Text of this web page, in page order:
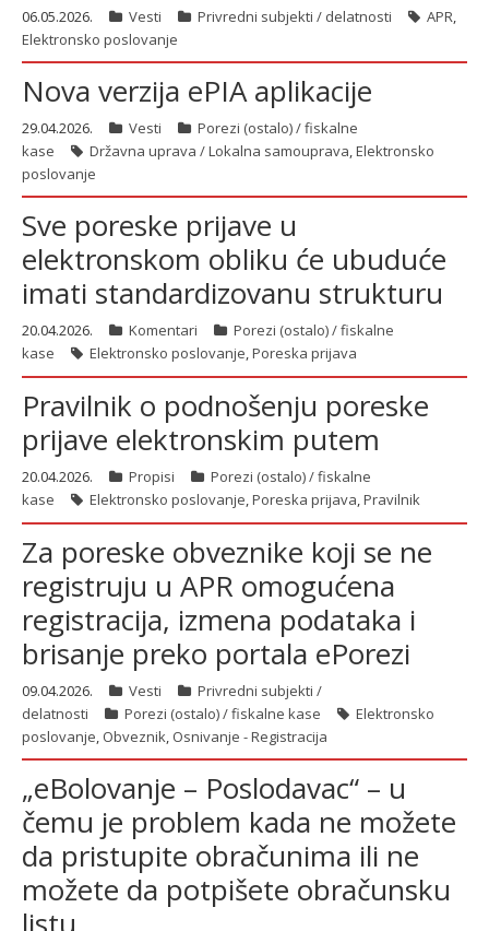
06.05.2026. Vesti Privredni subjekti / delatnosti APR,
Elektronsko poslovanje
Nova verzija ePIA aplikacije
29.04.2026. Vesti
Porezi (ostalo) / fiskalne
kase
Državna uprava / Lokalna samouprava,Elektronsko
poslovanje
Sve poreske prijave u
elektronskom obliku će ubuduće
imati standardizovanu strukturu
20.04.2026. Komentari
Porezi (ostalo) / fiskalne
kase
Elektronsko poslovanje,Poreska prijava
Pravilnik o podnošenju poreske
prijave elektronskim putem
20.04.2026. Propisi
Porezi (ostalo) / fiskalne
kase
Elektronsko poslovanje,Poreska prijava,Pravilnik
Za poreske obveznike koji se ne
registruju u APR omogućena
registracija, izmena podataka i
brisanje preko portala ePorezi
09.04.2026. Vesti
Privredni subjekti /
delatnosti
Porezi (ostalo) / fiskalne kase
Elektronsko
poslovanje, Obveznik, Osnivanje - Registracija
„eBolovanje – Poslodavac“ – u
čemu je problem kada ne možete
da pristupite obračunima ili ne
možete da potpišete obračunsku